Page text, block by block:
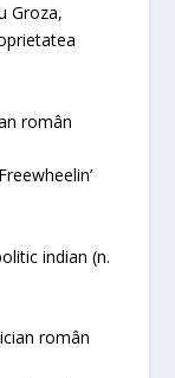
Groza,
român
indian (n.
român